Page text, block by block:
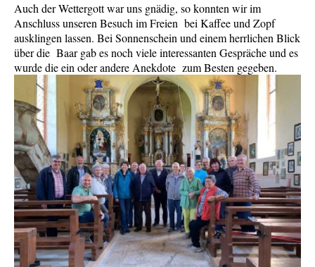
Auch der Wettergott war uns gnädig, so konnten wir im
Anschluss unseren Besuch im Freien bei Kaffee und Zopf
ausklingen lassen. Bei Sonnenschein und einem herrlichen Blick
über die Baar gab es noch viele interessanten Gespräche und es
wurde die ein oder andere Anekdote zum Besten gegeben.